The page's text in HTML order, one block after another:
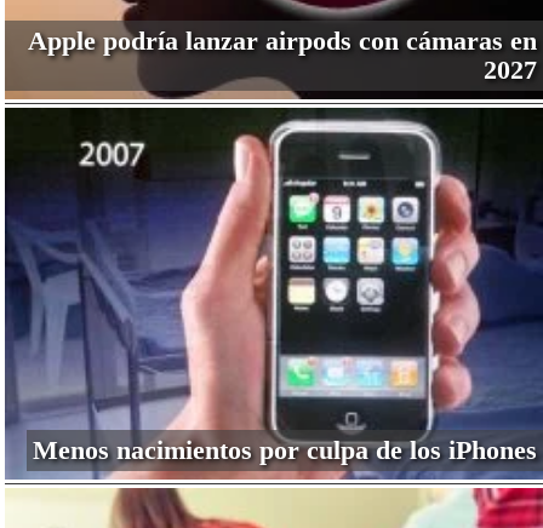
Apple podría lanzar airpods con cámaras en
2027
Menos nacimientos por culpa de los iPhones